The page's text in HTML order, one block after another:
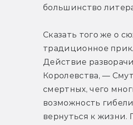
большинство
Сказать того же о
традиционное
Действие
Королевства, —
смертных, чего
возможность
вернуться к жизни.